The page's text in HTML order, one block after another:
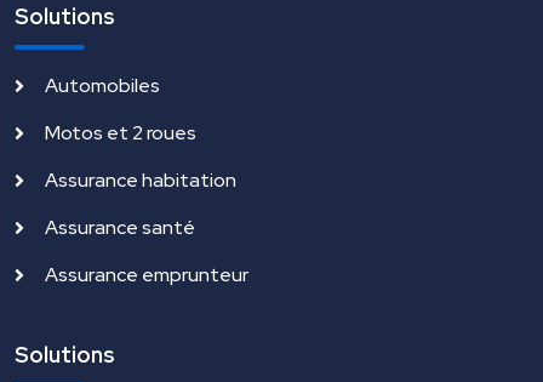
Solutions
Automobiles
Motos et 2 roues
Assurance habitation
Assurance santé
Assurance emprunteur
Solutions